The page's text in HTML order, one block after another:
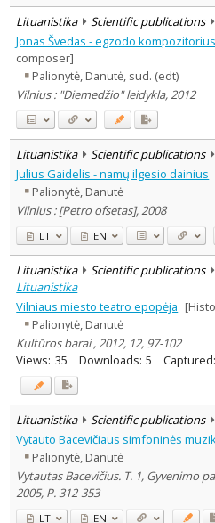
Lituanistika Scientific publications
Jonas Švedas - egzodo kompozitorius
composer]
Palionytė, Danutė, sud. (edt)
Vilnius : "Diemedžio" leidykla, 2012
Lituanistika Scientific publications
Julius Gaidelis - namų ilgesio dainius
Palionytė, Danutė
Vilnius : [Petro ofsetas], 2008
LT EN
Lituanistika Scientific publications
Lituanistika
Vilniaus miesto teatro epopėja
Palionytė, Danutė
Kultūros barai , 2012, 12, 97-102
Views: 35 Downloads: 5 Captured:
Lituanistika Scientific publications
Vytauto Bacevičiaus simfoninės
Palionytė, Danutė
Vytautas Bacevičius. T. 1, Gyvenimo
2005, P. 312-353
LT EN